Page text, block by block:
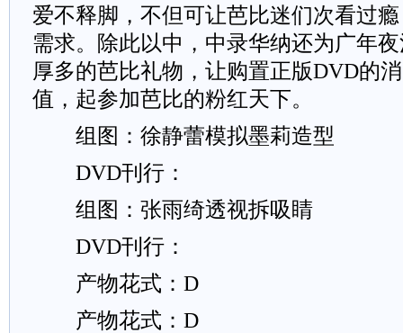
爱不释脚，不但可让芭比迷们次看过
需求。除此以中，中录华纳还为广年
厚多的芭比礼物，让购置正版DVD的
值，起参加芭比的粉红天下。
组图：徐静蕾模拟墨莉造型
DVD刊行：
组图：张雨绮透视拆吸睛
DVD刊行：
产物花式：D
产物花式：D